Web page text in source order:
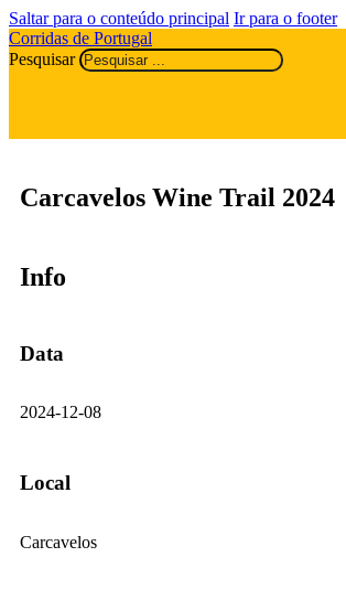
Saltar para o conteúdo principal Ir para o footer
Corridas de Portugal
Pesquisar
Carcavelos Wine Trail 2024
Info
Data
2024-12-08
Local
Carcavelos